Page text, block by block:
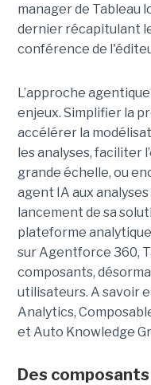
manager de Tableau
dernier récapitulant
conférence de
L’approche
enjeux. Simplifier la
accélérer la
les analyses, faciliter
grande échelle, ou
agent IA aux analyses
lancement de sa
plateforme
sur Agentforce 360,
composants,
utilisateurs. A savoir
Analytics,
et Auto Knowledge
Des